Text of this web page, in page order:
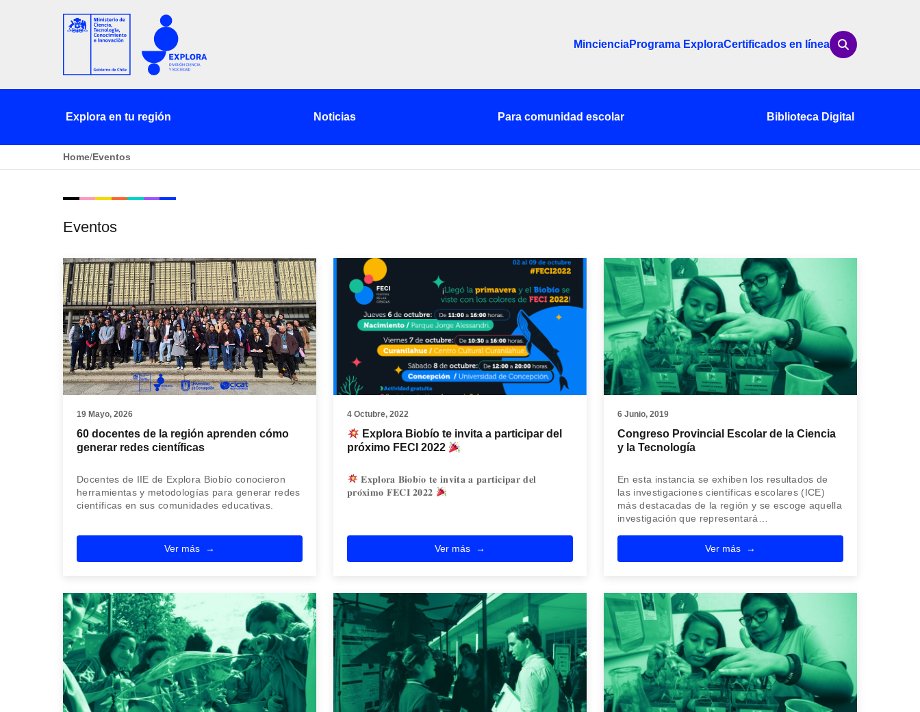
MincienciaPrograma ExploraCertificados en línea
Explora en tu región Noticias Para comunidad escolar Biblioteca Digital
Home/Eventos
Eventos
19 Mayo, 2026
60 docentes de la región aprenden cómo
generar redes científicas
Docentes de IIE de Explora Biobío conocieron
herramientas y metodologías para generar redes
científicas en sus comunidades educativas.
Ver más
4 Octubre, 2022
Explora Biobío te invita a participar del
próximo FECI 2022
𝐄𝐱𝐩𝐥𝐨𝐫𝐚 𝐁𝐢𝐨𝐛í𝐨 𝐭𝐞 𝐢𝐧𝐯𝐢𝐭𝐚 𝐚 𝐩𝐚𝐫𝐭𝐢𝐜𝐢𝐩𝐚𝐫 𝐝𝐞𝐥
𝐩𝐫𝐨́𝐱𝐢𝐦𝐨 𝐅𝐄𝐂𝐈 𝟐𝟎𝟐𝟐
Ver más
6 Junio, 2019
Congreso Provincial Escolar de la Ciencia
y la Tecnología
En esta instancia se exhiben los resultados de
las investigaciones científicas escolares (ICE)
más destacadas de la región y se escoge aquella
investigación que representará…
Ver más